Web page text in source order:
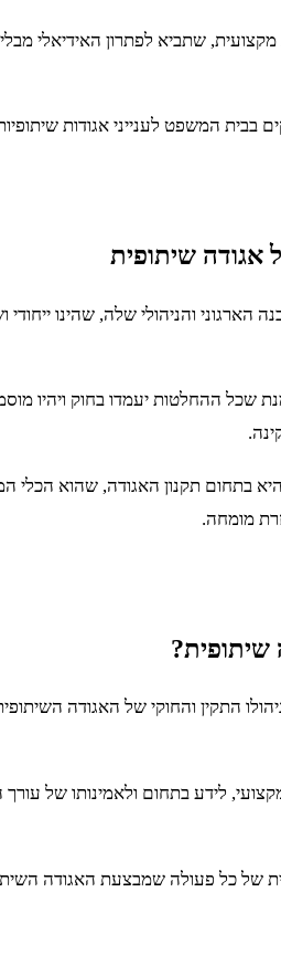
שתביא לפתרון האידיאלי
בבית המשפט לענייני אגודות
אגודה שיתופית
הארגוני והניהולי שלה, שהינו
שכל ההחלטות יעמדו בחוק ויהיו
בתחום תקנון האגודה, שהוא הכלי
מומחה.
שיתופית?
התקין והחוקי של האגודה
לידע בתחום ולאמינותו של
כל פעולה שמבצעת האגודה